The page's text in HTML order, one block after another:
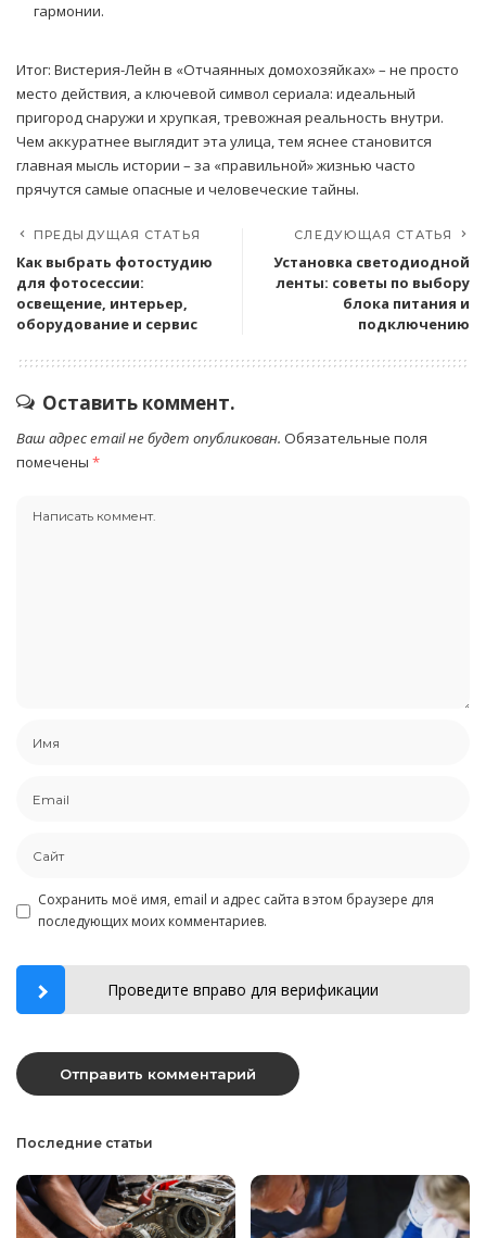
гармонии.
Итог: Вистерия-Лейн в «Отчаянных домохозяйках» – не просто
место действия, а ключевой символ сериала: идеальный
пригород снаружи и хрупкая, тревожная реальность внутри.
Чем аккуратнее выглядит эта улица, тем яснее становится
главная мысль истории – за «правильной» жизнью часто
прячутся самые опасные и человеческие тайны.
ПРЕДЫДУЩАЯ СТАТЬЯ
Как выбрать фотостудию
для фотосессии:
освещение, интерьер,
оборудование и сервис
СЛЕДУЮЩАЯ СТАТЬЯ
Установка светодиодной
ленты: советы по выбору
блока питания и
подключению
Оставить коммент.
Ваш адрес email не будет опубликован. Обязательные поля
помечены *
Сохранить моё имя, email и адрес сайта в этом браузере для
последующих моих комментариев.
Проведите вправо для верификации
Последние статьи